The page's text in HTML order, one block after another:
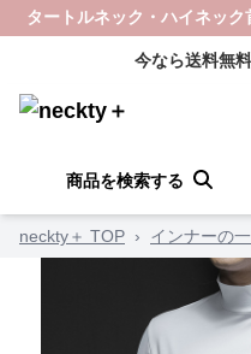
タートルネック・ハイネッ
今なら送料無
商品を検索する
neckty＋ TOP › インナーの